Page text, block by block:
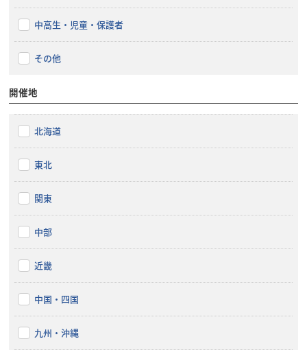
中高生・児童・保護者
その他
開催地
北海道
東北
関東
中部
近畿
中国・四国
九州・沖縄